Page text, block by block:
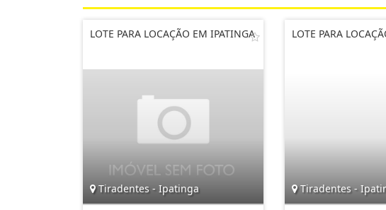
LOTE PARA LOCAÇÃO EM IPATINGA
Tiradentes - Ipatinga
LOTE PARA
Tiradentes -